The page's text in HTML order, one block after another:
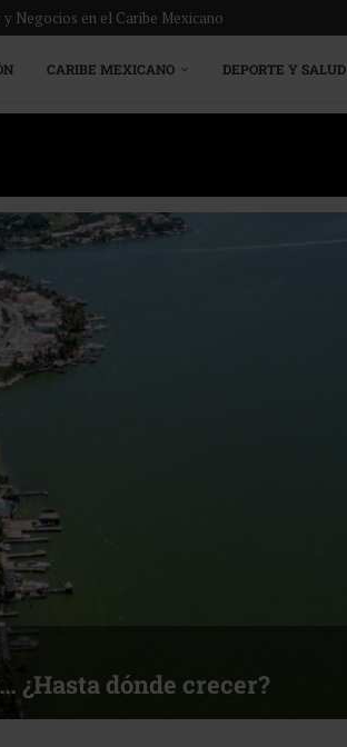
Negocios en el Caribe Mexicano
CARIBE MEXICANO DEPORTE Y SALUD
¿Hasta dónde crecer?